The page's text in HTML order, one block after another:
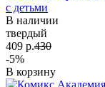
с детьми
В наличии
твердый
409 р.430
-5%
В корзину